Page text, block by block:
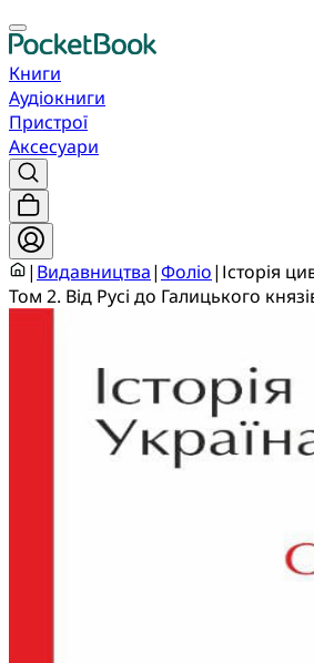
Книги
Аудіокниги
Пристрої
Аксесуари
| Видавництва|Фоліо| Історія
Том 2. Від Русі до Галицького